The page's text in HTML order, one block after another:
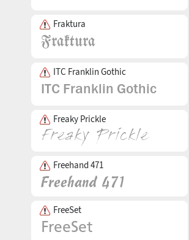
Fraktura
ITC Franklin Gothic
Freaky Prickle
Freehand 471
FreeSet